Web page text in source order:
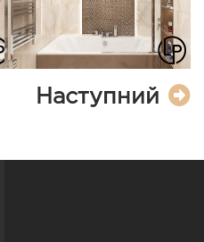
Наступний